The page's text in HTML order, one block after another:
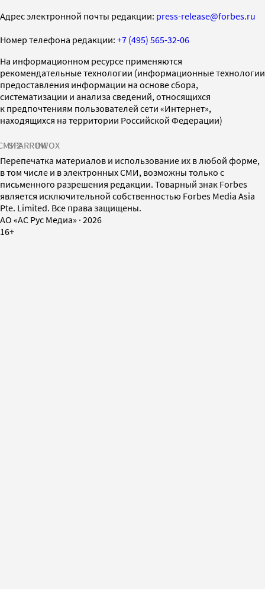
Адрес электронной почты редакции: press-release@forbes.ru
Номер телефона редакции: +7 (495) 565-32-06
На информационном ресурсе применяются
рекомендательные технологии (информационные технологии
предоставления информации на основе сбора,
систематизации и анализа сведений, относящихся
к предпочтениям пользователей сети «Интернет»,
находящихся на территории Российской Федерации)
SPARROWINFOX
Перепечатка материалов и использование их в любой форме,
в том числе и в электронных СМИ, возможны только с
письменного разрешения редакции. Товарный знак Forbes
является исключительной собственностью Forbes Media Asia
Pte. Limited. Все права защищены.
AO «АС Рус Медиа» · 2026
16+